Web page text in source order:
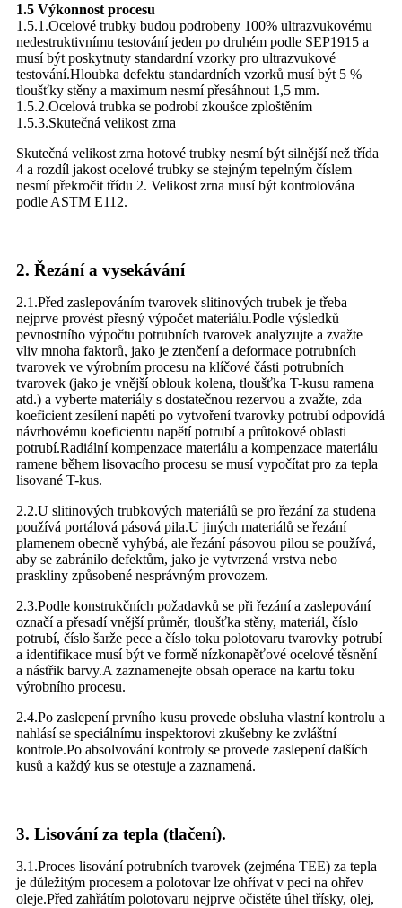
1.5 Výkonnost procesu
1.5.1.Ocelové trubky budou podrobeny 100% ultrazvukovému
nedestruktivnímu testování jeden po druhém podle SEP1915 a
musí být poskytnuty standardní vzorky pro ultrazvukové
testování.Hloubka defektu standardních vzorků musí být 5 %
tloušťky stěny a maximum nesmí přesáhnout 1,5 mm.
1.5.2.Ocelová trubka se podrobí zkoušce zploštěním
1.5.3.Skutečná velikost zrna
Skutečná velikost zrna hotové trubky nesmí být silnější než třída
4 a rozdíl jakost ocelové trubky se stejným tepelným číslem
nesmí překročit třídu 2. Velikost zrna musí být kontrolována
podle ASTM E112.
2. Řezání a vysekávání
2.1.Před zaslepováním tvarovek slitinových trubek je třeba
nejprve provést přesný výpočet materiálu.Podle výsledků
pevnostního výpočtu potrubních tvarovek analyzujte a zvažte
vliv mnoha faktorů, jako je ztenčení a deformace potrubních
tvarovek ve výrobním procesu na klíčové části potrubních
tvarovek (jako je vnější oblouk kolena, tloušťka T-kusu ramena
atd.) a vyberte materiály s dostatečnou rezervou a zvažte, zda
koeficient zesílení napětí po vytvoření tvarovky potrubí odpovídá
návrhovému koeficientu napětí potrubí a průtokové oblasti
potrubí.Radiální kompenzace materiálu a kompenzace materiálu
ramene během lisovacího procesu se musí vypočítat pro za tepla
lisované T-kus.
2.2.U slitinových trubkových materiálů se pro řezání za studena
používá portálová pásová pila.U jiných materiálů se řezání
plamenem obecně vyhýbá, ale řezání pásovou pilou se používá,
aby se zabránilo defektům, jako je vytvrzená vrstva nebo
praskliny způsobené nesprávným provozem.
2.3.Podle konstrukčních požadavků se při řezání a zaslepování
označí a přesadí vnější průměr, tloušťka stěny, materiál, číslo
potrubí, číslo šarže pece a číslo toku polotovaru tvarovky potrubí
a identifikace musí být ve formě nízkonapěťové ocelové těsnění
a nástřik barvy.A zaznamenejte obsah operace na kartu toku
výrobního procesu.
2.4.Po zaslepení prvního kusu provede obsluha vlastní kontrolu a
nahlásí se speciálnímu inspektorovi zkušebny ke zvláštní
kontrole.Po absolvování kontroly se provede zaslepení dalších
kusů a každý kus se otestuje a zaznamená.
3. Lisování za tepla (tlačení).
3.1.Proces lisování potrubních tvarovek (zejména TEE) za tepla
je důležitým procesem a polotovar lze ohřívat v peci na ohřev
oleje.Před zahřátím polotovaru nejprve očistěte úhel třísky, olej,